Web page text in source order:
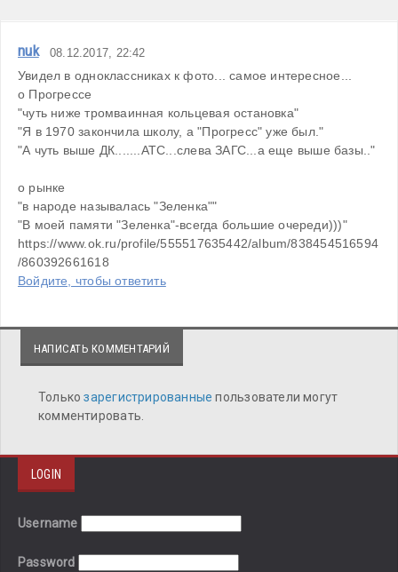
nuk 08.12.2017, 22:42
Увидел в одноклассниках к фото... самое интересное...
о Прогрессе
"чуть ниже тромваинная кольцевая остановка"
"Я в 1970 закончила школу, а "Прогресс" уже был."
"А чуть выше ДК.......АТС...слева ЗАГС...а еще выше базы.."
о рынке
"в народе называлась "Зеленка""
"В моей памяти "Зеленка"-всегда большие очереди)))"
https://www.ok.ru/profile/555517635442/album/838454516594
/860392661618
Войдите, чтобы ответить
НАПИСАТЬ КОММЕНТАРИЙ
Толькозарегистрированныепользователи могут
комментировать.
LOGIN
Username
Password